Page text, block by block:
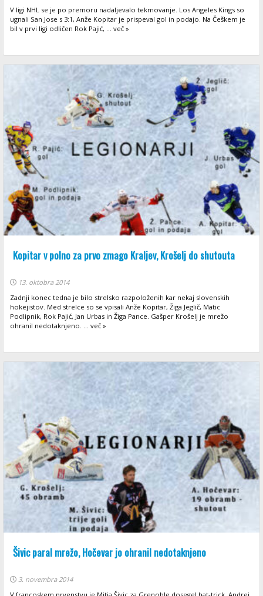
V ligi NHL se je po premoru nadaljevalo tekmovanje. Los Angeles Kings so
ugnali San Jose s 3:1, Anže Kopitar je prispeval gol in podajo. Na Češkem je
bil v prvi ligi odličen Rok Pajić, ... več »
Kopitar v polno za prvo zmago Kraljev, Krošelj do shutouta
13. oktobra 2014
Zadnji konec tedna je bilo strelsko razpoloženih kar nekaj slovenskih
hokejistov. Med strelce so se vpisali Anže Kopitar, Žiga Jeglič, Matic
Podlipnik, Rok Pajić, Jan Urbas in Žiga Pance. Gašper Krošelj je mrežo
ohranil nedotaknjeno. ... več »
Šivic paral mrežo, Hočevar jo ohranil nedotaknjeno
3. novembra 2014